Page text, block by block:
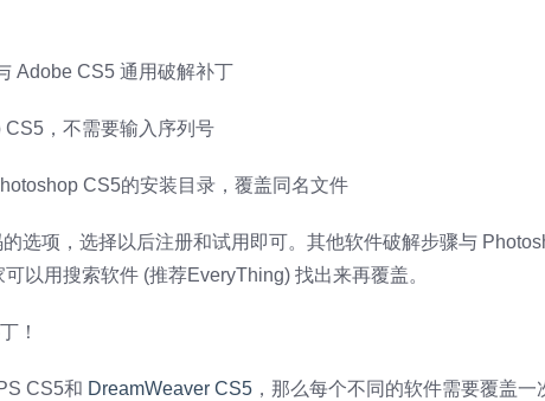
Adobe CS5 通用破解补丁
，不需要输入序列号
CS5的安装目录，覆盖同名文件
选项，选择以后注册和试用即可。其他软件破解步骤与
以用搜索软件 (推荐EveryThing) 找出来再覆盖。
！
CS5和 DreamWeaver CS5 ，那么每个不同的软件需要覆盖一